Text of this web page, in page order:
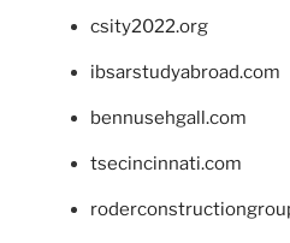
csity2022.org
ibsarstudyabroad.com
bennusehgall.com
tsecincinnati.com